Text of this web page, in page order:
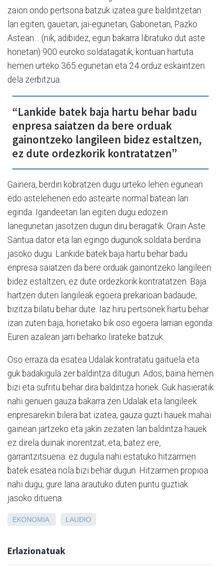
zaion ondo pertsona batzuk izatea gure baldintzetan
lan egiten, gauetan, jai-egunetan, Gabonetan, Pazko
Astean… (nik, adibidez, egun bakarra libratuko dut aste
honetan) 900 euroko soldatagatik, kontuan hartuta
hemen urteko 365 egunetan eta 24 orduz eskaintzen
dela zerbitzua.
“Lankide batek baja hartu behar badu
enpresa saiatzen da bere orduak
gainontzeko langileen bidez estaltzen,
ez dute ordezkorik kontratatzen”
Gainera, berdin kobratzen dugu urteko lehen egunean
edo astelehenen edo astearte normal batean lan
eginda. Igandeetan lan egiten dugu edozein
lanegunetan jasotzen dugun diru beragatik. Orain Aste
Santua dator eta lan egingo dugunok soldata berdina
jasoko dugu. Lankide batek baja hartu behar badu
enpresa saiatzen da bere orduak gainontzeko langileen
bidez estaltzen, ez dute ordezkorik kontratatzen. Baja
hartzen duten langileak egoera prekarioan badaude,
bizitza bilatu behar dute. Iaz hiru pertsonek hartu behar
izan zuten baja, horietako bik oso egoera larrian egonda.
Euren azalean jarri beharko lirateke batzuk.
Oso erraza da esatea Udalak kontratatu gaituela eta
guk badakigula zer baldintza ditugun. Ados, baina hemen
bizi eta sufritu behar dira baldintza horiek. Guk hasieratik
nahi genuen gauza bakarra zen Udalak eta langileek
enpresarekin bilera bat izatea, gauza guzti hauek mahai
gainean jartzeko eta jakin zezaten lan baldintza hauek
ez direla duinak inorentzat; eta, batez ere,
garrantzitsuena: ez dugula nahi estatuko hitzarmen
batek esatea nola bizi behar dugun. Hitzarmen propioa
nahi dugu, gure lana arautuko duten puntu guztiak
jasoko dituena.
EKONOMIA LAUDIO
Erlazionatuak